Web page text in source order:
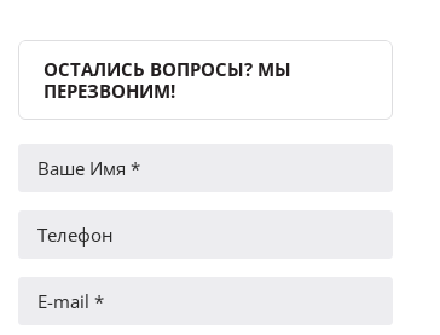
ОСТАЛИСЬ ВОПРОСЫ? МЫ
ПЕРЕЗВОНИМ!